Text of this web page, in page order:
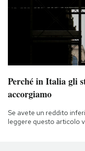
Perché in Italia gli
accorgiamo
Se avete un reddito
leggere questo articolo